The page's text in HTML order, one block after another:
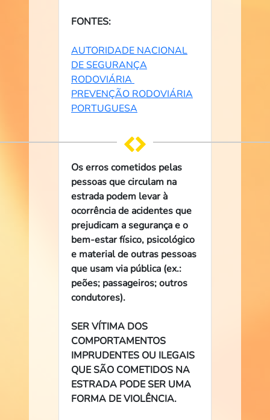
FONTES:
AUTORIDADE NACIONAL
DE SEGURANÇA
RODOVIÁRIA
PREVENÇÃO RODOVIÁRIA
PORTUGUESA
Os erros cometidos pelas
pessoas que circulam na
estrada podem levar à
ocorrência de acidentes que
prejudicam a segurança e o
bem-estar físico, psicológico
e material de outras pessoas
que usam via pública (ex.:
peões; passageiros; outros
condutores).
SER VÍTIMA DOS
COMPORTAMENTOS
IMPRUDENTES OU ILEGAIS
QUE SÃO COMETIDOS NA
ESTRADA PODE SER UMA
FORMA DE VIOLÊNCIA.